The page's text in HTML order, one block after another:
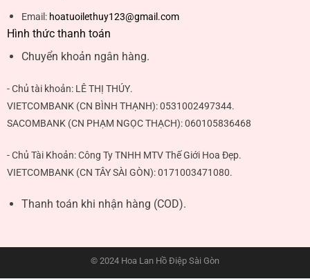
Email: hoatuoilethuy123@gmail.com
Hình thức thanh toán
Chuyển khoản ngân hàng.
- Chủ tài khoản: LÊ THỊ THÚY.
VIETCOMBANK (CN BÌNH THẠNH):0531002497344.
SACOMBANK (CN PHẠM NGỌC THẠCH):060105836468
- Chủ Tài Khoản: Công Ty TNHH MTV Thế Giới Hoa Đẹp.
VIETCOMBANK (CN TÂY SÀI GÒN):0171003471080.
Thanh toán khi nhận hàng (COD).
© 2024 Hoa Lan Hồ Điệp Sài Gòn